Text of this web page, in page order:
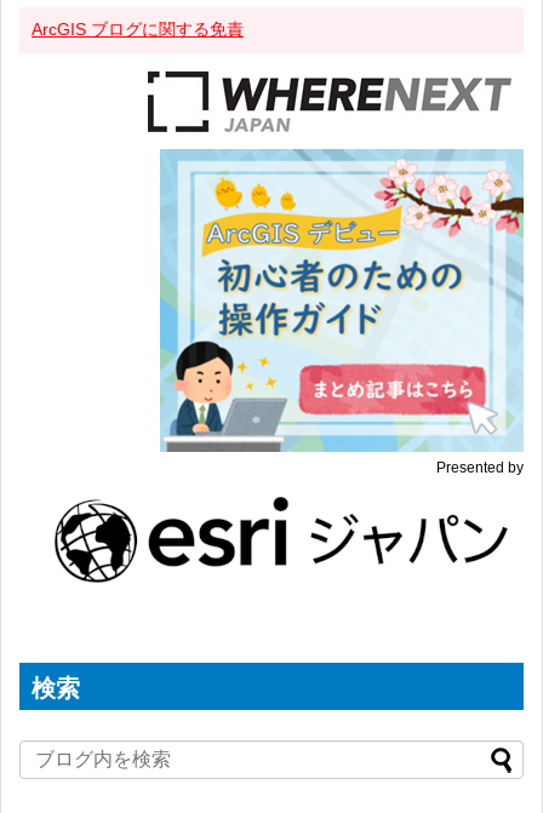
ArcGIS ブログに関する免責
Presented by
検索